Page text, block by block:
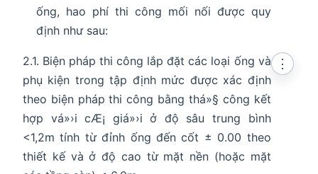
ống, hao phí thi công mối nối được quy
định như sau:
2.1. Biện pháp thi công lắp đặt các loại ống và
phụ kiện trong tập định mức được xác định
theo biện pháp thi công bằng thá»§ công kết
hợp vá»›i cÆ¡ giá»›i ở độ sâu trung bình
<1,2m tính từ đỉnh ống đến cốt ± 0.00 theo
thiết kế và ở độ cao từ mặt nền (hoặc mặt
⋮